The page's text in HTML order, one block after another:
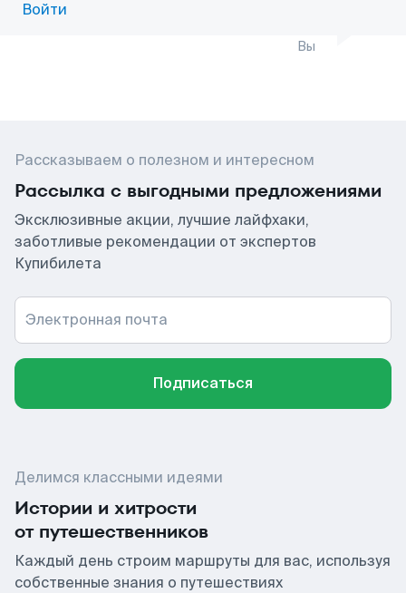
Войти
Вы
Рассказываем о полезном и интересном
Рассылка с выгодными предложениями
Эксклюзивные акции, лучшие лайфхаки,
заботливые рекомендации от экспертов
Купибилета
Электронная почта
Подписаться
Делимся классными идеями
Истории и хитрости
от путешественников
Каждый день строим маршруты для вас, используя
собственные знания о путешествиях